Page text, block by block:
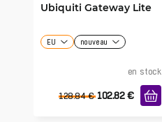
Ubiquiti Gateway Lite
EU nouveau
en stock
128.84 € 102.82 €